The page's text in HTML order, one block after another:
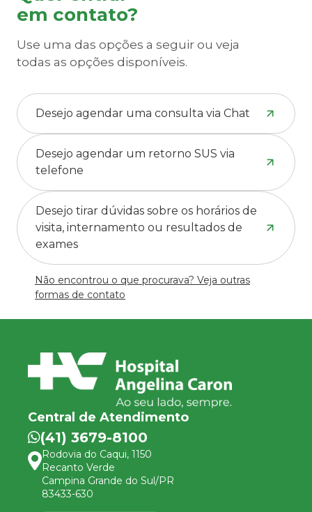
em contato?
Use uma das opções a seguir ou veja
todas as opções disponíveis.
Desejo agendar uma consulta via Chat
Desejo agendar um retorno SUS via
telefone
Desejo tirar dúvidas sobre os horários de
visita, internamento ou resultados de
exames
Não encontrou o que procurava? Veja outras
formas de contato
Central de Atendimento
(41) 3679-8100
Rodovia do Caqui, 1150
Recanto Verde
Campina Grande do Sul/PR
83433-630